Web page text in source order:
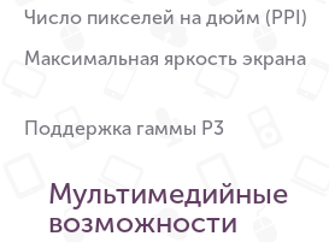
Число пикселей на дюйм (PPI)
Максимальная яркость экрана
Поддержка гаммы P3
Мультимедийные
возможности